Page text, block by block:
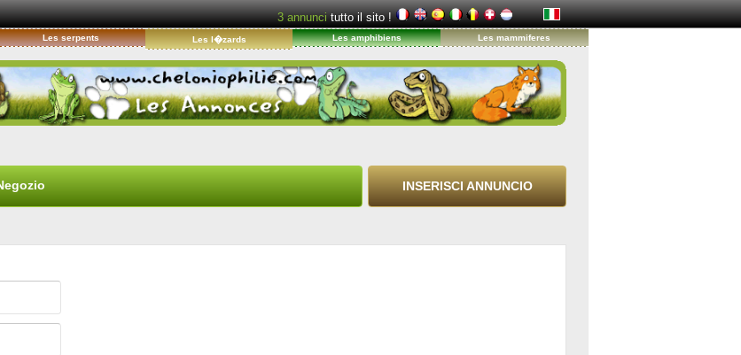
3 annuncitutto il sito !
Les serpents Les l�zards Les amphibiens Les mammiferes
INSERISCI ANNUNCIO